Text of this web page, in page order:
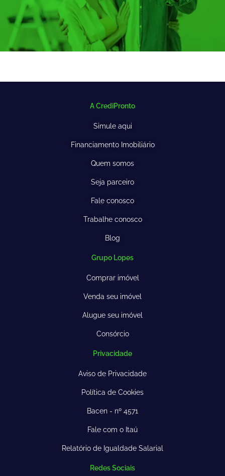
A CrediPronto
Simule aqui
Financiamento Imobiliário
Quem somos
Seja parceiro
Fale conosco
Trabalhe conosco
Blog
Grupo Lopes
Comprar imóvel
Venda seu imóvel
Alugue seu imóvel
Consórcio
Privacidade
Aviso de Privacidade
Política de Cookies
Bacen - nº 4571
Fale com o Itaú
Relatório de Igualdade Salarial
Redes Sociais